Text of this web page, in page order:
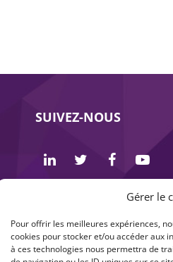
Gérer le
Pour offrir les meilleures expériences,
cookies pour stocker et/ou accéder aux
à ces technologies nous permettra de
SUIVEZ-NOUS